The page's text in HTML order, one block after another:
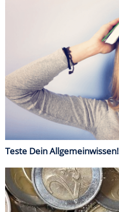
Teste Dein Allgemeinwissen!